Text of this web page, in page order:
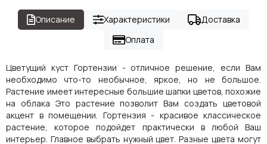
Описание Характеристики
Доставка
Оплата
Цветущий куст Гортензии - отличное решение, если Вам
необходимо что-то необычное, яркое, но не большое.
Растение имеет интересные большие шапки цветов, похожие
на облака Это растение позволит Вам создать цветовой
акцент в помещении. Гортензия - красивое классическое
растение, которое подойдет практически в любой Ваш
интерьер. Главное выбрать нужный цвет. Разные цвета могут